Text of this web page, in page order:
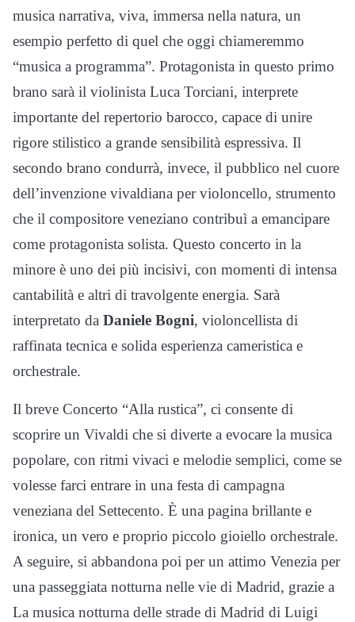
musica narrativa, viva, immersa nella natura, un
esempio perfetto di quel che oggi chiameremmo
“musica a programma”. Protagonista in questo primo
brano sarà il violinista Luca Torciani, interprete
importante del repertorio barocco, capace di unire
rigore stilistico a grande sensibilità espressiva. Il
secondo brano condurrà, invece, il pubblico nel cuore
dell’invenzione vivaldiana per violoncello, strumento
che il compositore veneziano contribuì a emancipare
come protagonista solista. Questo concerto in la
minore è uno dei più incisivi, con momenti di intensa
cantabilità e altri di travolgente energia. Sarà
interpretato da Daniele Bogni, violoncellista di
raffinata tecnica e solida esperienza cameristica e
orchestrale.
Il breve Concerto “Alla rustica”, ci consente di
scoprire un Vivaldi che si diverte a evocare la musica
popolare, con ritmi vivaci e melodie semplici, come se
volesse farci entrare in una festa di campagna
veneziana del Settecento. È una pagina brillante e
ironica, un vero e proprio piccolo gioiello orchestrale.
A seguire, si abbandona poi per un attimo Venezia per
una passeggiata notturna nelle vie di Madrid, grazie a
La musica notturna delle strade di Madrid di Luigi